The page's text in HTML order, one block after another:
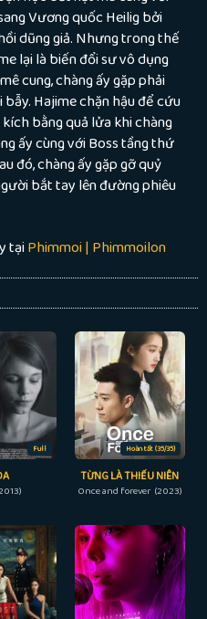
Vương quốc Heilig bởi
dũng giả. Nhưng trong thế
lại là biến đổi sư vô dụng
cung, chàng ấy gặp phải
Hajime chặn hậu để cứu
bằng quả lửa khi chàng
ấy cùng với Boss tầng thứ
đó, chàng ấy gặp gỡ quỷ
bắt tay lên đường phiêu
tạiPhimmoi | Phimmoilon
Full Hoàn tất (35/35)
TỪNG LÀ THIẾU NIÊN
Once and forever (2023)